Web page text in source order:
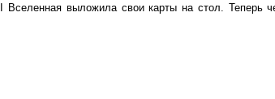
Вселенная выложила свои карты на стол. Теперь